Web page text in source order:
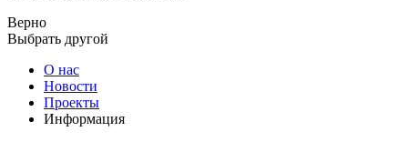
Верно
Выбрать другой
О нас
Новости
Проекты
Информация